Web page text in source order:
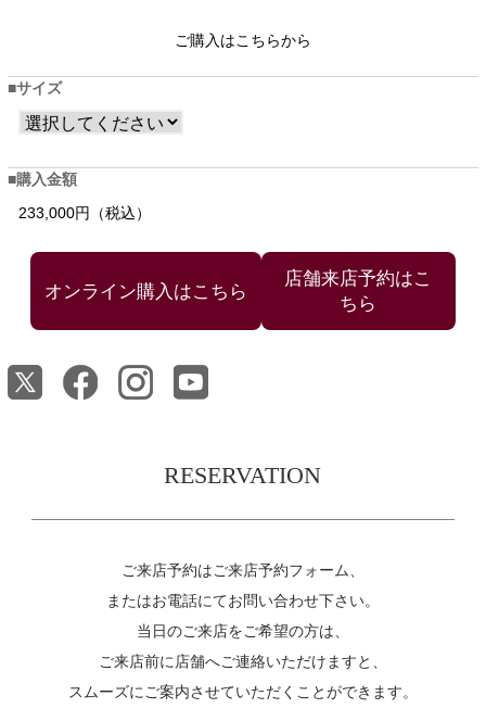
ご購入はこちらから
サイズ
購入金額
233,000円（税込）
店舗来店予約はこ
ちら
RESERVATION
ご来店予約はご来店予約フォーム、
またはお電話にてお問い合わせ下さい。
当日のご来店をご希望の方は、
ご来店前に店舗へご連絡いただけますと、
スムーズにご案内させていただくことができます。